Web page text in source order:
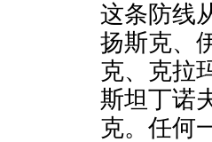
这条防线
扬斯克、
克、克拉
斯坦丁诺
克。任何